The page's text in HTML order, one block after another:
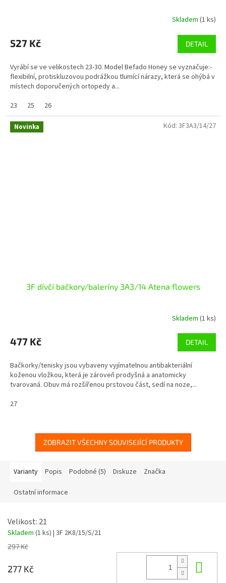
Skladem (1 ks)
527 Kč DETAIL
Vyrábí se ve velikostech 23-30. Model Befado Honey se vyznačuje:-
flexibilní, protiskluzovou podrážkou tlumící nárazy, která se ohýbá v
místech doporučených ortopedy a...
23
25 26
Novinka
3F dívčí bačkory/baleríny 3A3/14 Atena flowers
Skladem (1 ks)
477 Kč DETAIL
Bačkorky/tenisky jsou vybaveny vyjímatelnou antibakteriální
koženou vložkou, která je zároveň prodyšná a anatomicky
tvarovaná. Obuv má rozšířenou prstovou část, sedí na noze,...
27
Kód: 3F3A3/14/27
ZOBRAZIT VŠECHNY SOUVISEJÍCÍ PRODUKTY
Varianty Popis Podobné (5) Diskuze Značka
Ostatní informace
Velikost: 21
Skladem (1 ks) | 3F 2K8/15/S/21
297 Kč
277 Kč